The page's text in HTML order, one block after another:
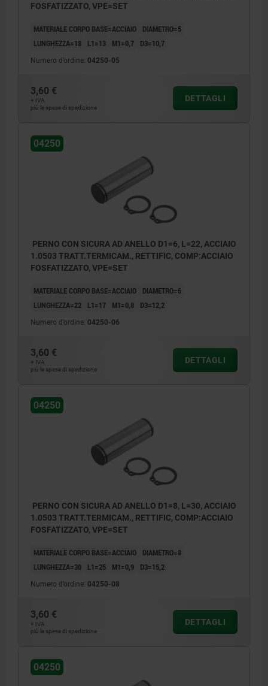
FOSFATIZZATO, VPE=SET
MATERIALE CORPO BASE=ACCIAIO
DIAMETRO=5
LUNGHEZZA=18
L1=13 M1=0,7 D3=10,7
Numero d’ordine: 04250-05
3,60 €
+ IVA
più le spese di spedizione
DETTAGLI
04250
PERNO CON SICURA AD ANELLO D1=6, L=22, ACCIAIO
1.0503 TRATT.TERMICAM., RETTIFIC, COMP:ACCIAIO
FOSFATIZZATO, VPE=SET
MATERIALE CORPO BASE=ACCIAIO
DIAMETRO=6
LUNGHEZZA=22
L1=17 M1=0,8 D3=12,2
Numero d’ordine: 04250-06
3,60 €
+ IVA
più le spese di spedizione
DETTAGLI
04250
PERNO CON SICURA AD ANELLO D1=8, L=30, ACCIAIO
1.0503 TRATT.TERMICAM., RETTIFIC, COMP:ACCIAIO
FOSFATIZZATO, VPE=SET
MATERIALE CORPO BASE=ACCIAIO
DIAMETRO=8
LUNGHEZZA=30
L1=25 M1=0,9 D3=15,2
Numero d’ordine: 04250-08
3,60 €
+ IVA
più le spese di spedizione
DETTAGLI
04250